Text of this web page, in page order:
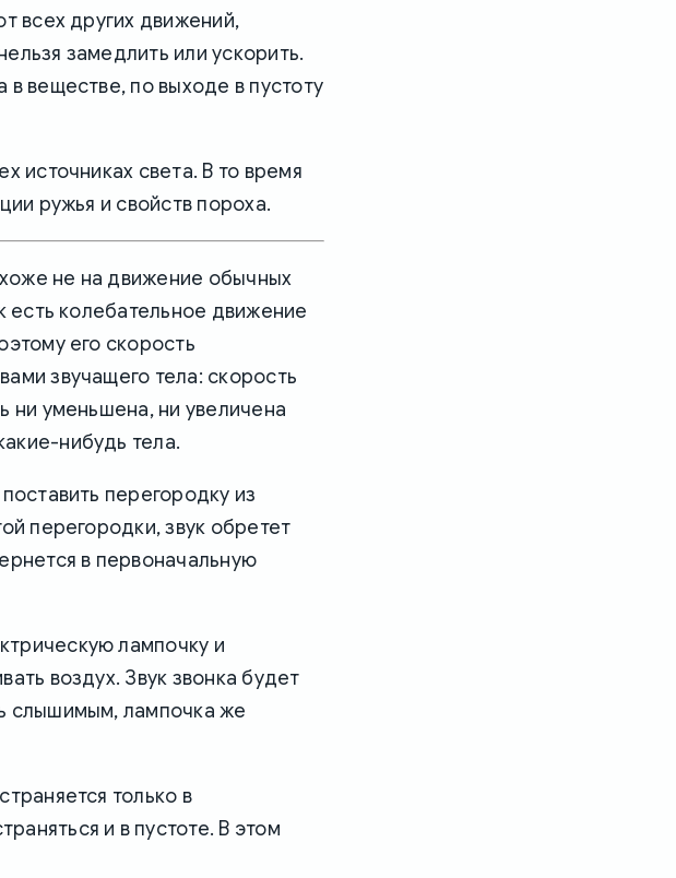
всех других движений,
замедлить или ускорить.
в веществе, по выходе в пустоту
источниках света. В то время
ружья и свойств пороха.
не на движение обычных
есть колебательное движение
его скорость
звучащего тела: скорость
ни уменьшена, ни увеличена
нибудь тела.
перегородку из
перегородки, звук обретет
в первоначальную
лампочку и
воздух. Звук звонка будет
слышимым, лампочка же
только в
и в пустоте. В этом